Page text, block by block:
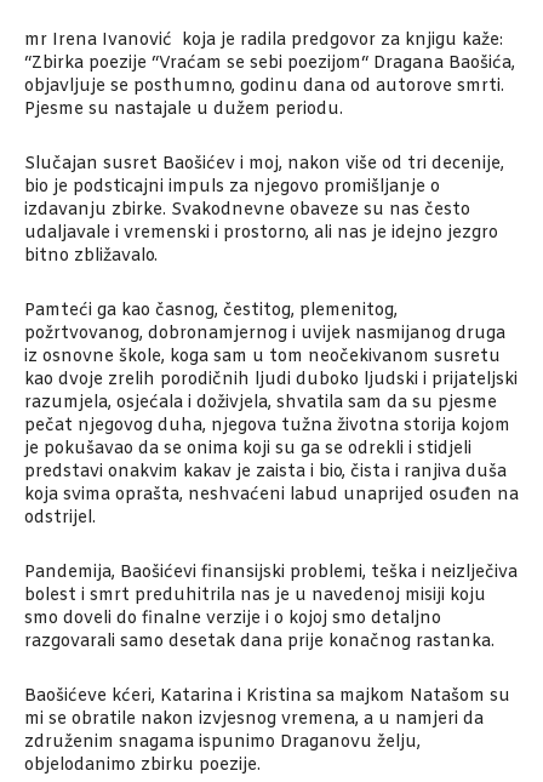
mr Irena Ivanović koja je radila predgovor za knjigu kaže:
“Zbirka poezije “Vraćam se sebi poezijom“ Dragana Baošića,
objavljuje se posthumno, godinu dana od autorove smrti.
Pjesme su nastajale u dužem periodu.
Slučajan susret Baošićev i moj, nakon više od tri decenije,
bio je podsticajni impuls za njegovo promišljanje o
izdavanju zbirke. Svakodnevne obaveze su nas često
udaljavale i vremenski i prostorno, ali nas je idejno jezgro
bitno zbližavalo.
Pamteći ga kao časnog, čestitog, plemenitog,
požrtvovanog, dobronamjernog i uvijek nasmijanog druga
iz osnovne škole, koga sam u tom neočekivanom susretu
kao dvoje zrelih porodičnih ljudi duboko ljudski i prijateljski
razumjela, osjećala i doživjela, shvatila sam da su pjesme
pečat njegovog duha, njegova tužna životna storija kojom
je pokušavao da se onima koji su ga se odrekli i stidjeli
predstavi onakvim kakav je zaista i bio, čista i ranjiva duša
koja svima oprašta, neshvaćeni labud unaprijed osuđen na
odstrijel.
Pandemija, Baošićevi finansijski problemi, teška i neizlječiva
bolest i smrt preduhitrila nas je u navedenoj misiji koju
smo doveli do finalne verzije i o kojoj smo detaljno
razgovarali samo desetak dana prije konačnog rastanka.
Baošićeve kćeri, Katarina i Kristina sa majkom Natašom su
mi se obratile nakon izvjesnog vremena, a u namjeri da
združenim snagama ispunimo Draganovu želju,
objelodanimo zbirku poezije.